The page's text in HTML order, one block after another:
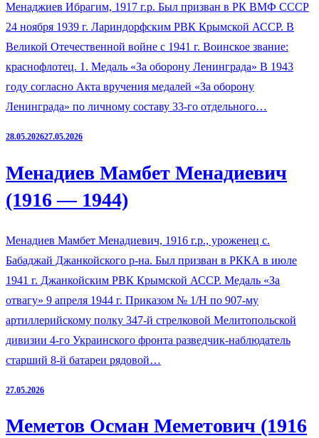
Менаджиев Ибрагим, 1917 г.р. Был призван в РК ВМФ СССР
24 ноября 1939 г. Лариндорфским РВК Крымской АССР. В
Великой Отечественной войне с 1941 г. Воинское звание:
краснофлотец. 1. Медаль «За оборону Ленинграда» В 1943
году согласно Акта вручения медалей «За оборону
Ленинграда» по личному составу 33-го отдельного…
28.05.202627.05.2026
Менадиев Мамбет Менадиевич
(1916 — 1944)
Менадиев Мамбет Менадиевич, 1916 г.р., уроженец с.
Бабаджай Джанкойского р-на. Был призван в РККА в июле
1941 г. Джанкойским РВК Крымской АССР. Медаль «За
отвагу» 9 апреля 1944 г. Приказом № 1/Н по 907-му
артиллерийскому полку 347-й стрелковой Мелитопольской
дивизии 4-го Украинского фронта разведчик-наблюдатель
старший 8-й батареи рядовой…
27.05.2026
Меметов Осман Меметович (1916